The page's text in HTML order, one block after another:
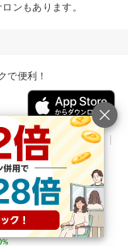
ンもあります。
で便利！
ース情報
利用規約
一覧 アプリ一覧